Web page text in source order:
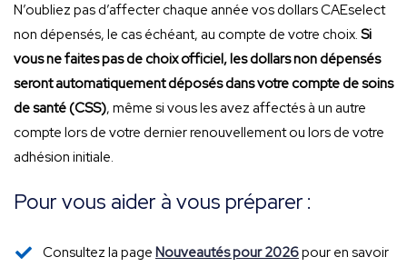
N’oubliez pas d’affecter chaque année vos dollars CAEselect
non dépensés, le cas échéant, au compte de votre choix. Si
vous ne faites pas de choix officiel, les dollars non dépensés
seront automatiquement déposés dans votre compte de soins
de santé (CSS), même si vous les avez affectés à un autre
compte lors de votre dernier renouvellement ou lors de votre
adhésion initiale.
Pour vous aider à vous préparer :
Consultez la page Nouveautés pour 2026pour en savoir